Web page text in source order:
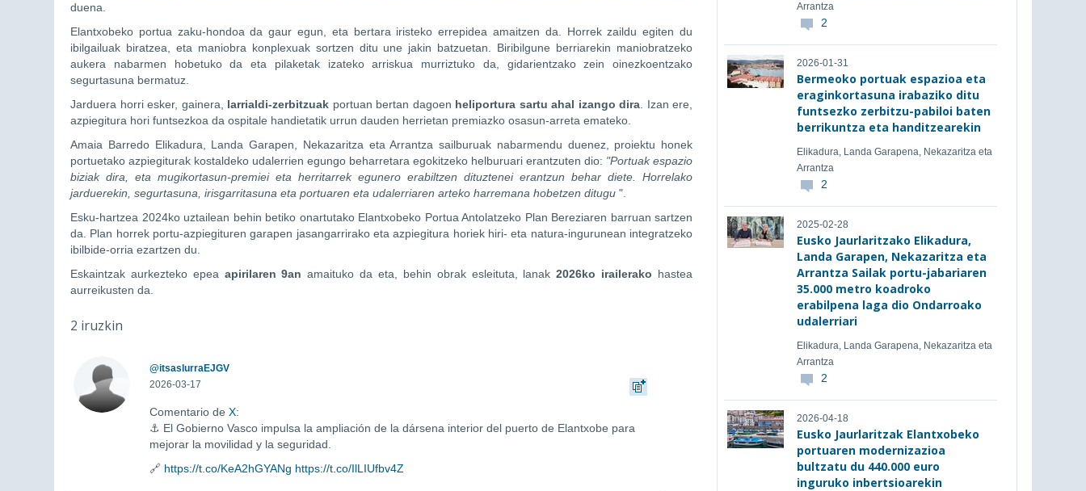
duena.
Elantxobeko portua zaku-hondoa da gaur egun, eta bertara iristeko errepidea amaitzen da. Horrek zaildu egiten du
ibilgailuak biratzea, eta maniobra konplexuak sortzen ditu une jakin batzuetan. Biribilgune berriarekin maniobratzeko
aukera nabarmen hobetuko da eta pilaketak izateko arriskua murriztuko da, gidarientzako zein oinezkoentzako
segurtasuna bermatuz.
Jarduera horri esker, gainera, larrialdi-zerbitzuak portuan bertan dagoen heliportura sartu ahal izango dira . Izan ere,
azpiegitura hori funtsezkoa da ospitale handietatik urrun dauden herrietan premiazko osasun-arreta emateko.
Amaia Barredo Elikadura, Landa Garapen, Nekazaritza eta Arrantza sailburuak nabarmendu duenez, proiektu honek
portuetako azpiegiturak kostaldeko udalerrien egungo beharretara egokitzeko helburuari erantzuten dio: "Portuak espazio
biziak dira, eta mugikortasun-premiei eta herritarrek egunero erabiltzen dituztenei erantzun behar diete. Horrelako
jarduerekin, segurtasuna, irisgarritasuna eta portuaren eta udalerriaren arteko harremana hobetzen ditugu ".
Esku-hartzea 2024ko uztailean behin betiko onartutako Elantxobeko Portua Antolatzeko Plan Bereziaren barruan sartzen
da. Plan horrek portu-azpiegituren garapen jasangarrirako eta azpiegitura horiek hiri- eta natura-ingurunean integratzeko
ibilbide-orria ezartzen du.
Eskaintzak aurkezteko epea apirilaren 9anamaituko da eta, behin obrak esleituta, lanak2026ko irailerako hastea
aurreikusten da.
2 iruzkin
@itsaslurraEJGV
2026-03-17
Comentario deX:
⚓ El Gobierno Vasco impulsa la ampliación de la dársena interior del puerto de Elantxobe para
mejorar la movilidad y la seguridad.
🔗 https://t.co/KeA2hGYANg https://t.co/IlLIUfbv4Z
Arrantza
2
2026-01-31
Bermeoko portuak espazioa eta
eraginkortasuna irabaziko ditu
funtsezko zerbitzu-pabiloi baten
berrikuntza eta handitzearekin
Elikadura, Landa Garapena, Nekazaritza eta
Arrantza
2
2025-02-28
Eusko Jaurlaritzako Elikadura,
Landa Garapen, Nekazaritza eta
Arrantza Sailak portu-jabariaren
35.000 metro koadroko
erabilpena laga dio Ondarroako
udalerriari
Elikadura, Landa Garapena, Nekazaritza eta
Arrantza
2
2026-04-18
Eusko Jaurlaritzak Elantxobeko
portuaren modernizazioa
bultzatu du 440.000 euro
inguruko inbertsioarekin